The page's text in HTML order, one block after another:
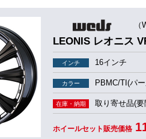
LEONIS レオニス
インチ 16インチ
カラー PBMC/TI(パ
在庫・納期 取り寄せ品(
ホイールセット販売価格